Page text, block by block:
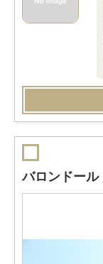
バロンドール